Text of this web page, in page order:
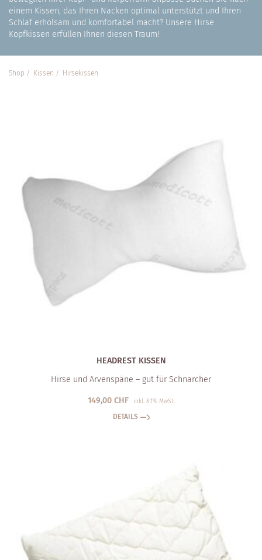
einem Kissen, das Ihren Nacken optimal unterstützt und Ihren
Schlaf erholsam und komfortabel macht? Unsere Hirse
Kopfkissen erfüllen Ihnen diesen Traum!
Shop Kissen Hirse­kissen
HEADREST KISSEN
Hirse und Arvenspäne – gut für Schnarcher
149,00 CHF inkl. 8.1% MwSt.
DETAILS